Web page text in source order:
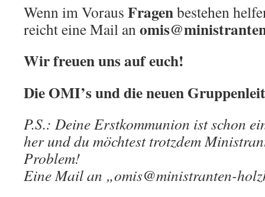
Wenn im Voraus Fragenbestehen
reicht eine Mail an
Wir freuen uns auf euch!
Die OMI’s und die neuen
P.S.: Deine Erstkommunion ist schon
her und du möchtest trotzdem
Problem!
Eine Mail an „omis@ministranten-